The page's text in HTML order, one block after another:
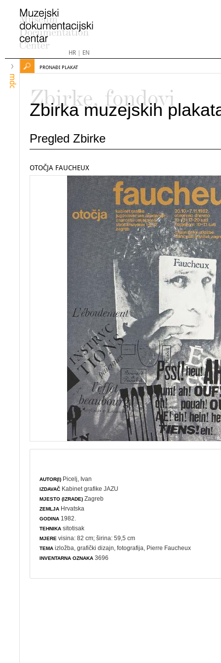
HR| EN
mdc
PRONAĐI PLAKAT
Zbirke, fondovi
Zbirka muzejskih
Pregled Zbirke
OTOČJA FAUCHEUX
AUTOR(I) Picelj, Ivan
IZDAVAČ Kabinet grafike JAZU
MJESTO (IZRADE) Zagreb
ZEMLJA Hrvatska
GODINA 1982.
TEHNIKA sitotisak
MJERE visina: 82 cm; širina: 59,5 cm
TEMA izložba ,grafički dizajn ,fotografija , Pierre Faucheux
INVENTARNA OZNAKA 3696